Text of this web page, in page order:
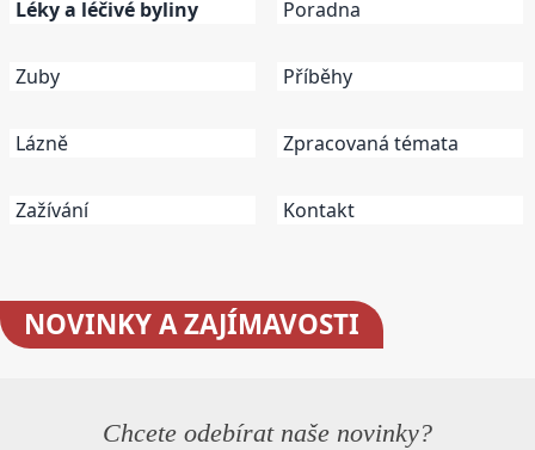
Léky a léčivé byliny
Zuby
Lázně
Zažívání
Poradna
Příběhy
Zpracovaná témata
Kontakt
NOVINKYA ZAJÍMAVOSTI
Chcete odebírat naše novinky?